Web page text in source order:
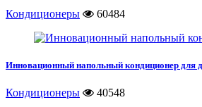
Кондиционеры 60484
Инновационный напольный кондиционер для
Кондиционеры 40548